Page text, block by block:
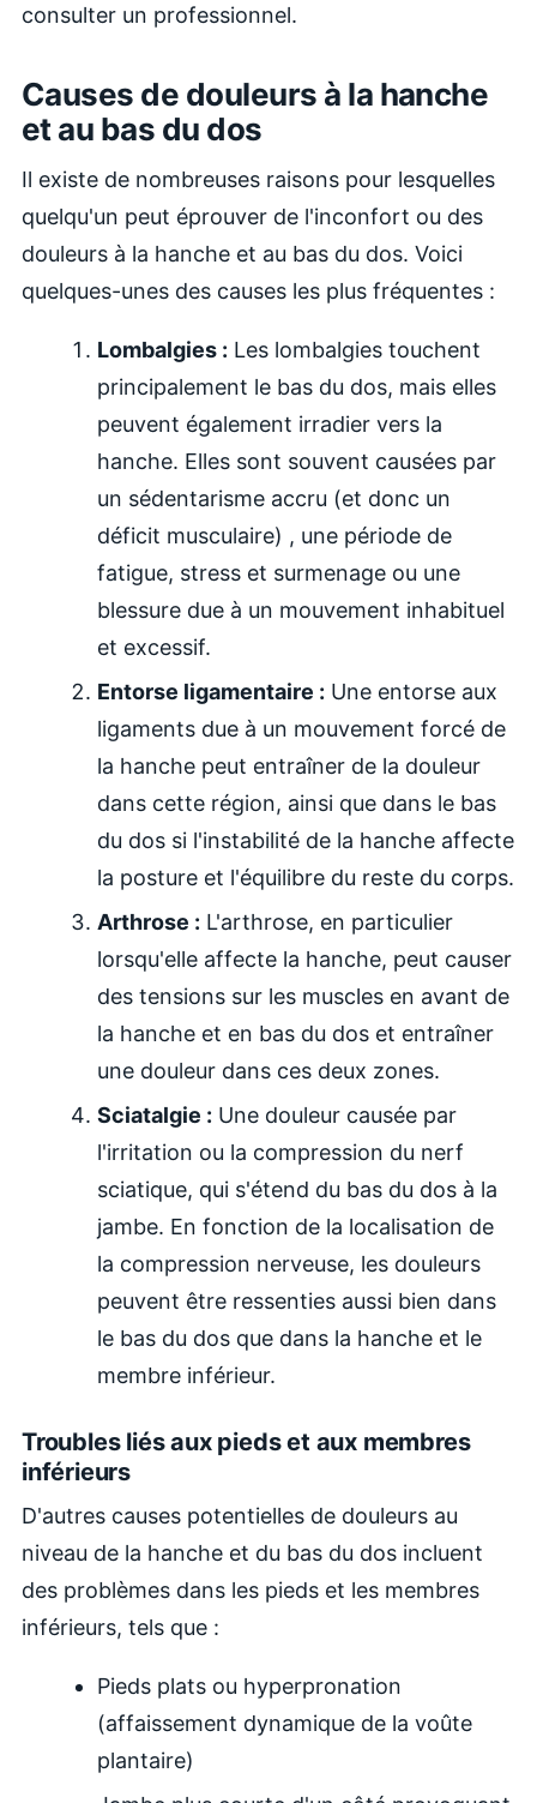
consulter un professionnel.
Causes de douleurs à la hanche
et au bas du dos
Il existe de nombreuses raisons pour lesquelles
quelqu'un peut éprouver de l'inconfort ou des
douleurs à la hanche et au bas du dos. Voici
quelques-unes des causes les plus fréquentes :
Lombalgies : Les lombalgies touchent
principalement le bas du dos, mais elles
peuvent également irradier vers la
hanche. Elles sont souvent causées par
un sédentarisme accru (et donc un
déficit musculaire) , une période de
fatigue, stress et surmenage ou une
blessure due à un mouvement inhabituel
et excessif.
Entorse ligamentaire : Une entorse aux
ligaments due à un mouvement forcé de
la hanche peut entraîner de la douleur
dans cette région, ainsi que dans le bas
du dos si l'instabilité de la hanche affecte
la posture et l'équilibre du reste du corps.
Arthrose : L'arthrose, en particulier
lorsqu'elle affecte la hanche, peut causer
des tensions sur les muscles en avant de
la hanche et en bas du dos et entraîner
une douleur dans ces deux zones.
Sciatalgie : Une douleur causée par
l'irritation ou la compression du nerf
sciatique, qui s'étend du bas du dos à la
jambe. En fonction de la localisation de
la compression nerveuse, les douleurs
peuvent être ressenties aussi bien dans
le bas du dos que dans la hanche et le
membre inférieur.
Troubles liés aux pieds et aux membres
inférieurs
D'autres causes potentielles de douleurs au
niveau de la hanche et du bas du dos incluent
des problèmes dans les pieds et les membres
inférieurs, tels que :
Pieds plats ou hyperpronation
(affaissement dynamique de la voûte
plantaire)